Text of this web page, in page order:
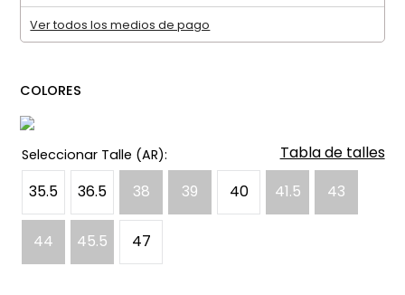
Ver todos los medios de pago
COLORES
35.5 36.5 38 39 40 41.5 43
44 45.5 47
Tabla de talles